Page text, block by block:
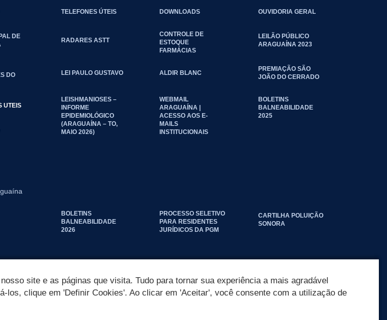
TELEFONES ÚTEIS DOWNLOADS OUVIDORIA GERAL
DE
RADARES ASTT
CONTROLE DE
ESTOQUE
FARMÁCIAS
LEILÃO PÚBLICO
ARAGUAÍNA 2023
DO
LEI PAULO GUSTAVO ALDIR BLANC
PREMIAÇÃO SÃO
JOÃO DO CERRADO
UTEIS
LEISHMANIOSES –
INFORME
EPIDEMIOLÓGICO
(ARAGUAÍNA – TO,
MAIO 2026)
WEBMAIL
ARAGUAÍNA |
ACESSO AOS E-
MAILS
INSTITUCIONAIS
BOLETINS
BALNEABILIDADE
2025
BOLETINS
BALNEABILIDADE
2026
PROCESSO SELETIVO
PARA RESIDENTES
JURÍDICOS DA PGM
CARTILHA POLUIÇÃO
SONORA
site e as páginas que visita. Tudo para tornar sua experiência a mais agradável
clique em 'Definir Cookies'. Ao clicar em 'Aceitar', você consente com a utilização de